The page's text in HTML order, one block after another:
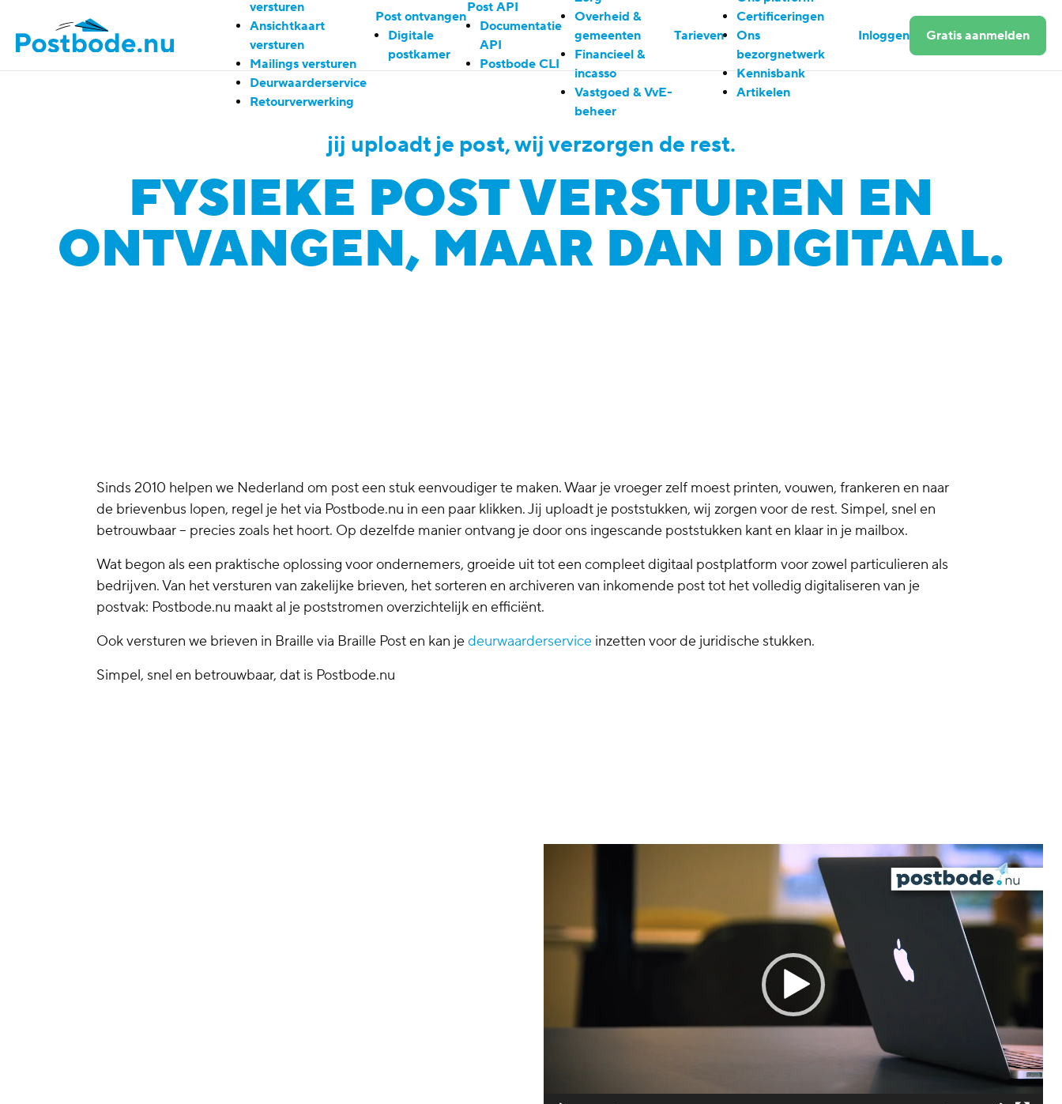
versturen
Ansichtkaart
versturen
Mailings versturen
Deurwaarderservice
Retourverwerking
Post ontvangen
Digitale
postkamer
Post API
Documentatie
API
Postbode CLI
Overheid &
gemeenten
Financieel &
incasso
Vastgoed & VvE-
beheer
Tarieven
Certificeringen
Ons
bezorgnetwerk
Kennisbank
Artikelen
Inloggen Gratis aanmelden
jij uploadt je post, wij verzorgen de rest.
FYSIEKE POST VERSTUREN EN
ONTVANGEN, MAAR DAN DIGITAAL.
Sinds 2010 helpen we Nederland om post een stuk eenvoudiger te maken. Waar je vroeger zelf moest printen, vouwen, frankeren en naar
de brievenbus lopen, regel je het via Postbode.nu in een paar klikken. Jij uploadt je poststukken, wij zorgen voor de rest. Simpel, snel en
betrouwbaar – precies zoals het hoort. Op dezelfde manier ontvang je door ons ingescande poststukken kant en klaar in je mailbox.
Wat begon als een praktische oplossing voor ondernemers, groeide uit tot een compleet digitaal postplatform voor zowel particulieren als
bedrijven. Van het versturen van zakelijke brieven, het sorteren en archiveren van inkomende post tot het volledig digitaliseren van je
postvak: Postbode.nu maakt al je poststromen overzichtelijk en efficiënt.
Ook versturen we brieven in Braille via Braille Post en kan jedeurwaarderservice inzetten voor de juridische stukken.
Simpel, snel en betrouwbaar, dat is Postbode.nu